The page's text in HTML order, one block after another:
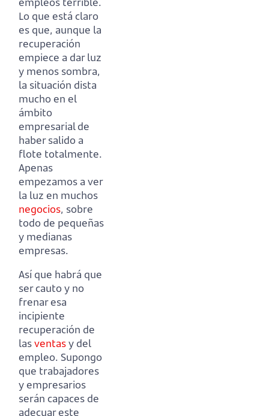
Lo que está claro
es que, aunque la
recuperación
empiece a dar luz
y menos sombra,
la situación dista
mucho en el
ámbito
empresarial de
haber salido a
flote totalmente.
Apenas
empezamos a ver
la luz en muchos
negocios, sobre
todo de pequeñas
y medianas
empresas.
Así que habrá que
ser cauto y no
frenar esa
incipiente
recuperación de
lasventasy del
empleo. Supongo
que trabajadores
y empresarios
serán capaces de
adecuar este